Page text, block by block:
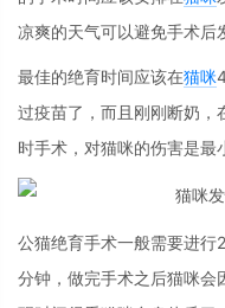
凉爽的天气可以避免手术后
最佳的绝育时间应该在猫咪
过疫苗了，而且刚刚断奶，
时手术，对猫咪的伤害是最
公猫绝育手术一般需要进
分钟，做完手术之后猫咪